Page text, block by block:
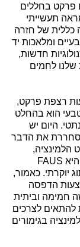
פרקט בחללים
תעשייתי
כללית של חזרה
ומלאכות יד
חדשות,
שלנו לחמים
רצפת פרקט,
הוא בהחלט
היום יש
את הדבר
הלמינציה,
המיוצגת בלעדית בארץ על ידי חברת MODY, היא FAUS
יוקרתי. כאמור,
הדפסה
חמימה וביתית
להתאים לצרכים
בגימורים